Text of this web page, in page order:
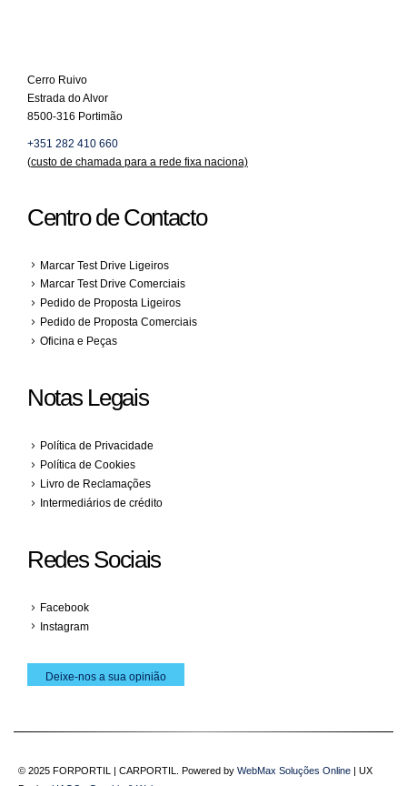
Cerro Ruivo
Estrada do Alvor
8500-316 Portimão
+351 282 410 660
(custo de chamada para a rede fixa naciona)
Centro de Contacto
Marcar Test Drive Ligeiros
Marcar Test Drive Comerciais
Pedido de Proposta Ligeiros
Pedido de Proposta Comerciais
Oficina e Peças
Notas Legais
Política de Privacidade
Política de Cookies
Livro de Reclamações
Intermediários de crédito
Redes Sociais
Facebook
Instagram
Deixe-nos a sua opinião
© 2025 FORPORTIL | CARPORTIL. Powered by WebMax Soluções Online | UX